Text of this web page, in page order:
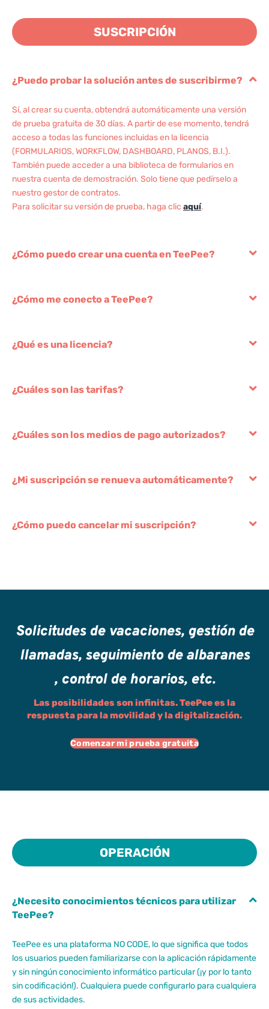
SUSCRIPCIÓN
¿Puedo probar la solución antes de suscribirme?
Sí, al crear su cuenta, obtendrá automáticamente una versión
de prueba gratuita de 30 días. A partir de ese momento, tendrá
acceso a todas las funciones incluidas en la licencia
(FORMULARIOS, WORKFLOW, DASHBOARD, PLANOS, B.I.).
También puede acceder a una biblioteca de formularios en
nuestra cuenta de demostración. Solo tiene que pedírselo a
nuestro gestor de contratos.
Para solicitar su versión de prueba, haga clic aquí.
¿Cómo puedo crear una cuenta en TeePee?
¿Cómo me conecto a TeePee?
¿Qué es una licencia?
¿Cuáles son las tarifas?
¿Cuáles son los medios de pago autorizados?
¿Mi suscripción se renueva automáticamente?
¿Cómo puedo cancelar mi suscripción?
Solicitudes de vacaciones, gestión de
llamadas, seguimiento de albaranes
, control de horarios, etc.
Las posibilidades son infinitas. TeePee es la
respuesta para la movilidad y la digitalización.
Comenzar mi prueba gratuita
OPERACIÓN
¿Necesito conocimientos técnicos para utilizar
TeePee?
TeePee es una plataforma NO CODE, lo que significa que todos
los usuarios pueden familiarizarse con la aplicación rápidamente
y sin ningún conocimiento informático particular (¡y por lo tanto
sin codificación!). Cualquiera puede configurarlo para cualquiera
de sus actividades.